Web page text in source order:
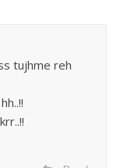
tujhme reh